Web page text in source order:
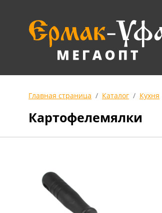
Главная страница Каталог Кухня
Картофелемялки